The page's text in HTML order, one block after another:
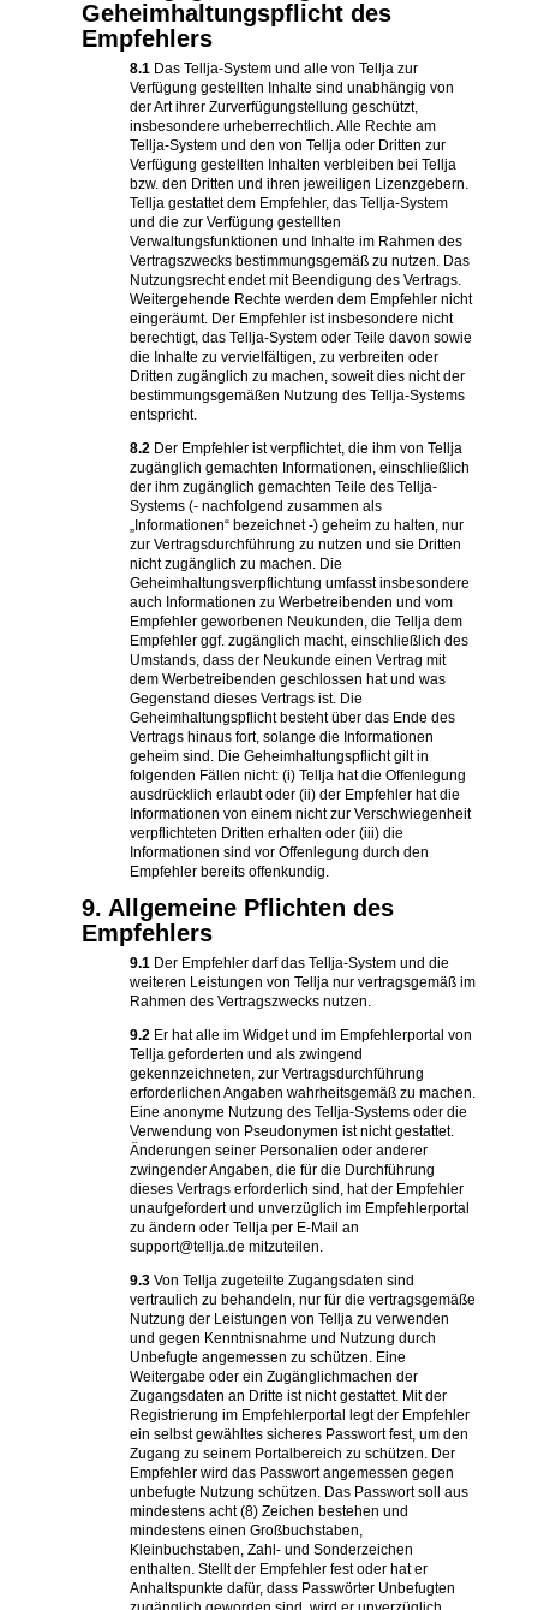
Geheimhaltungspflicht des
Empfehlers
8.1 Das Tellja-System und alle von Tellja zur
Verfügung gestellten Inhalte sind unabhängig von
der Art ihrer Zurverfügungstellung geschützt,
insbesondere urheberrechtlich. Alle Rechte am
Tellja-System und den von Tellja oder Dritten zur
Verfügung gestellten Inhalten verbleiben bei Tellja
bzw. den Dritten und ihren jeweiligen Lizenzgebern.
Tellja gestattet dem Empfehler, das Tellja-System
und die zur Verfügung gestellten
Verwaltungsfunktionen und Inhalte im Rahmen des
Vertragszwecks bestimmungsgemäß zu nutzen. Das
Nutzungsrecht endet mit Beendigung des Vertrags.
Weitergehende Rechte werden dem Empfehler nicht
eingeräumt. Der Empfehler ist insbesondere nicht
berechtigt, das Tellja-System oder Teile davon sowie
die Inhalte zu vervielfältigen, zu verbreiten oder
Dritten zugänglich zu machen, soweit dies nicht der
bestimmungsgemäßen Nutzung des Tellja-Systems
entspricht.
8.2 Der Empfehler ist verpflichtet, die ihm von Tellja
zugänglich gemachten Informationen, einschließlich
der ihm zugänglich gemachten Teile des Tellja-
Systems (- nachfolgend zusammen als
„Informationen“ bezeichnet -) geheim zu halten, nur
zur Vertragsdurchführung zu nutzen und sie Dritten
nicht zugänglich zu machen. Die
Geheimhaltungsverpflichtung umfasst insbesondere
auch Informationen zu Werbetreibenden und vom
Empfehler geworbenen Neukunden, die Tellja dem
Empfehler ggf. zugänglich macht, einschließlich des
Umstands, dass der Neukunde einen Vertrag mit
dem Werbetreibenden geschlossen hat und was
Gegenstand dieses Vertrags ist. Die
Geheimhaltungspflicht besteht über das Ende des
Vertrags hinaus fort, solange die Informationen
geheim sind. Die Geheimhaltungspflicht gilt in
folgenden Fällen nicht: (i) Tellja hat die Offenlegung
ausdrücklich erlaubt oder (ii) der Empfehler hat die
Informationen von einem nicht zur Verschwiegenheit
verpflichteten Dritten erhalten oder (iii) die
Informationen sind vor Offenlegung durch den
Empfehler bereits offenkundig.
9. Allgemeine Pflichten des
Empfehlers
9.1 Der Empfehler darf das Tellja-System und die
weiteren Leistungen von Tellja nur vertragsgemäß im
Rahmen des Vertragszwecks nutzen.
9.2 Er hat alle im Widget und im Empfehlerportal von
Tellja geforderten und als zwingend
gekennzeichneten, zur Vertragsdurchführung
erforderlichen Angaben wahrheitsgemäß zu machen.
Eine anonyme Nutzung des Tellja-Systems oder die
Verwendung von Pseudonymen ist nicht gestattet.
Änderungen seiner Personalien oder anderer
zwingender Angaben, die für die Durchführung
dieses Vertrags erforderlich sind, hat der Empfehler
unaufgefordert und unverzüglich im Empfehlerportal
zu ändern oder Tellja per E-Mail an
support@tellja.de mitzuteilen.
9.3 Von Tellja zugeteilte Zugangsdaten sind
vertraulich zu behandeln, nur für die vertragsgemäße
Nutzung der Leistungen von Tellja zu verwenden
und gegen Kenntnisnahme und Nutzung durch
Unbefugte angemessen zu schützen. Eine
Weitergabe oder ein Zugänglichmachen der
Zugangsdaten an Dritte ist nicht gestattet. Mit der
Registrierung im Empfehlerportal legt der Empfehler
ein selbst gewähltes sicheres Passwort fest, um den
Zugang zu seinem Portalbereich zu schützen. Der
Empfehler wird das Passwort angemessen gegen
unbefugte Nutzung schützen. Das Passwort soll aus
mindestens acht (8) Zeichen bestehen und
mindestens einen Großbuchstaben,
Kleinbuchstaben, Zahl- und Sonderzeichen
enthalten. Stellt der Empfehler fest oder hat er
Anhaltspunkte dafür, dass Passwörter Unbefugten